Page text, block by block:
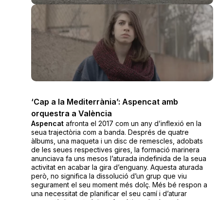
‘Cap a la Mediterrània’: Aspencat amb
orquestra a València
Aspencatafronta el 2017 com un any d’inflexió en la
seua trajectòria com a banda. Després de quatre
àlbums, una maqueta i un disc de remescles, adobats
de les seues respectives gires, la formació marinera
anunciava fa uns mesos l’aturada indefinida de la seua
activitat en acabar la gira d’enguany. Aquesta aturada
però, no significa la dissolució d’un grup que viu
segurament el seu moment més dolç. Més bé respon a
una necessitat de planificar el seu camí i d’aturar